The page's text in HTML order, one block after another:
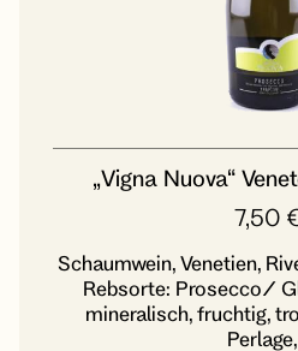
„Vigna Nuova“
7,50
Schaumwein, Venetien,
Rebsorte: Prosecco/
mineralisch, fruchtig,